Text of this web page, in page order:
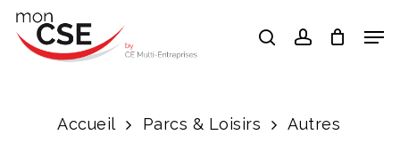
Skip
searchaccount
Accueil Parcs & Loisirs
Autres